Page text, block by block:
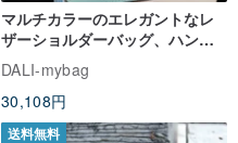
マルチカラーのエレガントなレ
ザーショルダーバッグ、ハンド
メイド
DALI-mybag
30,108円
送料無料